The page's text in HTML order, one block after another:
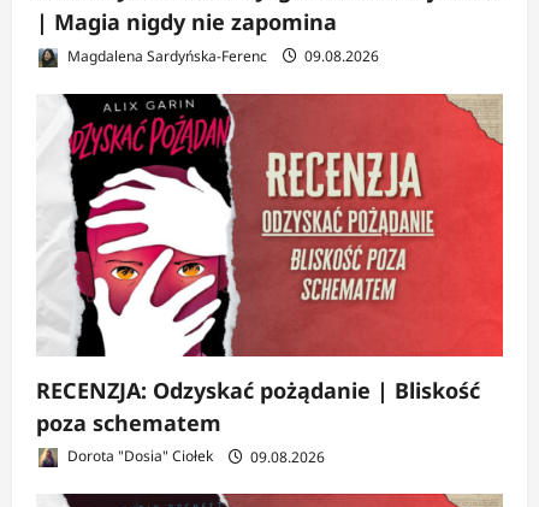
| Magia nigdy nie zapomina
Magdalena Sardyńska-Ferenc 09.08.2026
RECENZJA: Odzyskać pożądanie | Bliskość
poza schematem
Dorota "Dosia" Ciołek 09.08.2026